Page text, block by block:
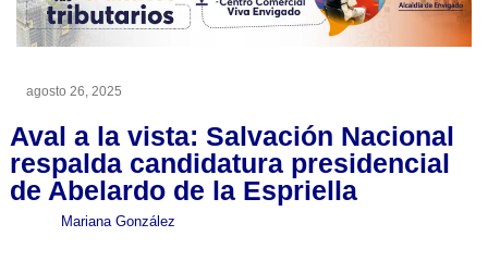
agosto 26, 2025
Aval a la vista: Salvación Nacional
respalda candidatura presidencial
de Abelardo de la Espriella
Mariana González